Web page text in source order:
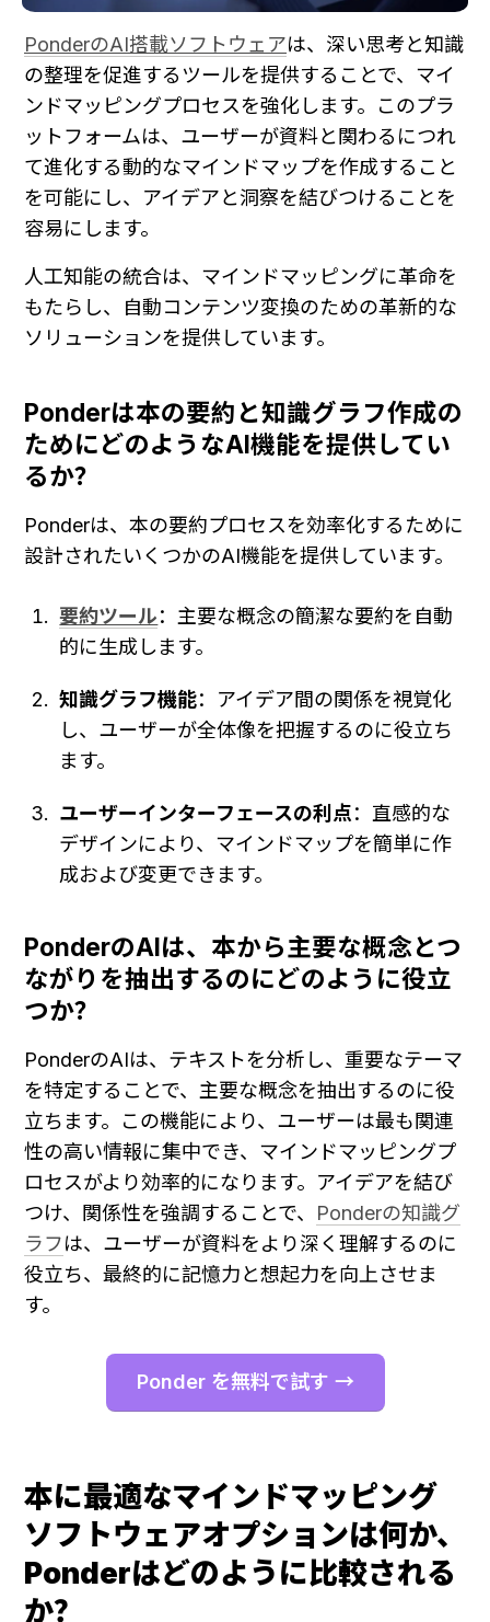
PonderのAI搭載ソフトウェアは、深い思考と知識
の整理を促進するツールを提供することで、マイ
ンドマッピングプロセスを強化します。このプラ
ットフォームは、ユーザーが資料と関わるにつれ
て進化する動的なマインドマップを作成すること
を可能にし、アイデアと洞察を結びつけることを
容易にします。
人工知能の統合は、マインドマッピングに革命を
もたらし、自動コンテンツ変換のための革新的な
ソリューションを提供しています。
Ponderは本の要約と知識グラフ作成の
ためにどのようなAI機能を提供してい
るか？
Ponderは、本の要約プロセスを効率化するために
設計されたいくつかのAI機能を提供しています。
要約ツール：主要な概念の簡潔な要約を自動
的に生成します。
知識グラフ機能：アイデア間の関係を視覚化
し、ユーザーが全体像を把握するのに役立ち
ます。
ユーザーインターフェースの利点：直感的な
デザインにより、マインドマップを簡単に作
成および変更できます。
PonderのAIは、本から主要な概念とつ
ながりを抽出するのにどのように役立
つか？
PonderのAIは、テキストを分析し、重要なテーマ
を特定することで、主要な概念を抽出するのに役
立ちます。この機能により、ユーザーは最も関連
性の高い情報に集中でき、マインドマッピングプ
ロセスがより効率的になります。アイデアを結び
つけ、関係性を強調することで、 Ponderの知識グ
ラフは、ユーザーが資料をより深く理解するのに
役立ち、最終的に記憶力と想起力を向上させま
す。
Ponder を無料で試す →
本に最適なマインドマッピング
ソフトウェアオプションは何か、
Ponderはどのように比較される
か？